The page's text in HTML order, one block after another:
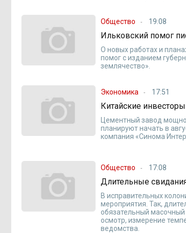
Общество 19:08
Ильковский помог
О новых работах и
помог с изданием
землячество».
Экономика 17:51
Китайские
Цементный завод
планируют начать в
компания «Синома
Общество 17:08
Длительные
В исправительных
мероприятия. Так,
обязательный
осмотр, измерение
ведомства.